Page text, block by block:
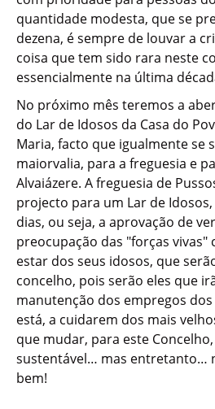
quantidade modesta, que se
dezena, é sempre de louvar a
coisa que tem sido rara neste
essencialmente na última
No próximo mês teremos a
do Lar de Idosos da Casa do
Maria, facto que igualmente se
maiorvalia, para a freguesia e
Alvaiázere. A freguesia de
projecto para um Lar de
dias, ou seja, a aprovação de
preocupação das "forças vivas"
estar dos seus idosos, que
concelho, pois serão eles que
manutenção dos empregos
está, a cuidarem dos mais
que mudar, para este
sustentável… mas entretanto…
bem!